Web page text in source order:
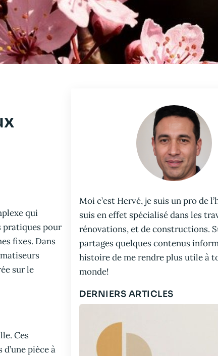
qui
pratiques pour
fixes. Dans
sur le
Ces
pièce à
Moi c’est Hervé, je suis un pro de
suis en effet spécialisé dans les
rénovations, et de constructions.
partages quelques contenus
histoire de me rendre plus utile à
monde!
DERNIERS ARTICLES